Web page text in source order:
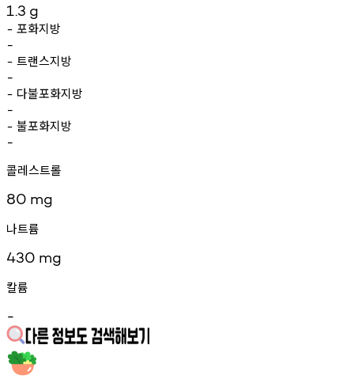
1.3 g
- 포화지방
-
- 트랜스지방
-
- 다불포화지방
-
- 불포화지방
-
콜레스트롤
80 mg
나트륨
430 mg
칼륨
-